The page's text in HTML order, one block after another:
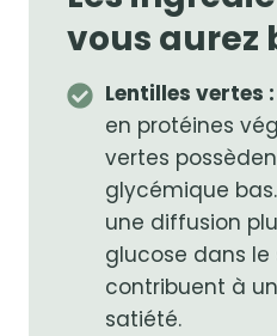
vous aurez
Lentilles vertes :
en protéines
vertes
glycémique
une diffusion
glucose dans
contribuent à
satiété.